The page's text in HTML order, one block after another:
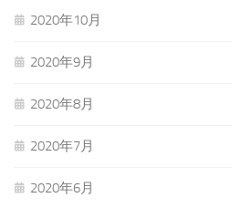
2020年10月
2020年9月
2020年8月
2020年7月
2020年6月